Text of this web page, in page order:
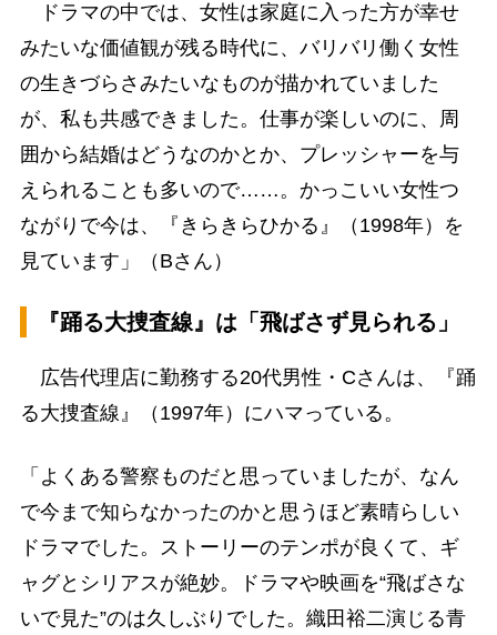
ドラマの中では、女性は家庭に入った方が幸せ
みたいな価値観が残る時代に、バリバリ働く女性
の生きづらさみたいなものが描かれていました
が、私も共感できました。仕事が楽しいのに、周
囲から結婚はどうなのかとか、プレッシャーを与
えられることも多いので……。かっこいい女性つ
ながりで今は、『きらきらひかる』（1998年）を
見ています」（Bさん）
『踊る大捜査線』は「飛ばさず見られる」
広告代理店に勤務する20代男性・Cさんは、『踊
る大捜査線』（1997年）にハマっている。
「よくある警察ものだと思っていましたが、なん
で今まで知らなかったのかと思うほど素晴らしい
ドラマでした。ストーリーのテンポが良くて、ギ
ャグとシリアスが絶妙。ドラマや映画を“飛ばさな
いで見た”のは久しぶりでした。織田裕二演じる青